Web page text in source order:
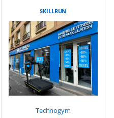
SKILLRUN
Technogym